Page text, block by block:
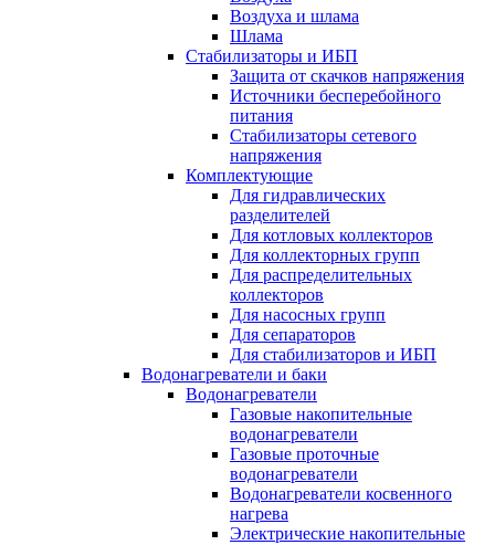
Воздуха и шлама
Шлама
Стабилизаторы и ИБП
Защита от скачков напряжения
Источники бесперебойного
питания
Стабилизаторы сетевого
напряжения
Комплектующие
Для гидравлических
разделителей
Для котловых коллекторов
Для коллекторных групп
Для распределительных
коллекторов
Для насосных групп
Для сепараторов
Для стабилизаторов и ИБП
Водонагреватели и баки
Водонагреватели
Газовые накопительные
водонагреватели
Газовые проточные
водонагреватели
Водонагреватели косвенного
нагрева
Электрические накопительные